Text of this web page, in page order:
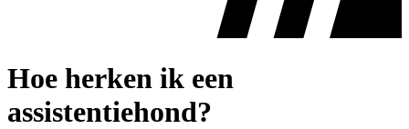
Hoe herken ik een
assistentiehond?